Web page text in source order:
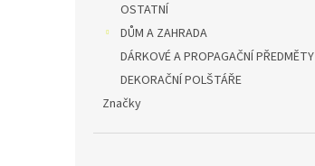
OSTATNÍ
DŮM A ZAHRADA
DÁRKOVÉ A PROPAGAČNÍ PŘEDMĚTY
DEKORAČNÍ POLŠTÁŘE
Značky